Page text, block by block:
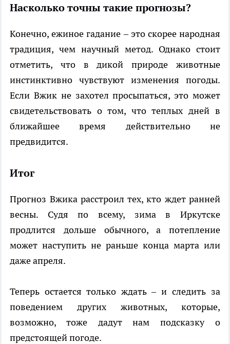
Насколько точны такие прогнозы?
Конечно, ежиное гадание – это скорее народная
традиция, чем научный метод. Однако стоит
отметить, что в дикой природе животные
инстинктивно чувствуют изменения погоды.
Если Вжик не захотел просыпаться, это может
свидетельствовать о том, что теплых дней в
ближайшее время действительно не
предвидится.
Итог
Прогноз Вжика расстроил тех, кто ждет ранней
весны. Судя по всему, зима в Иркутске
продлится дольше обычного, а потепление
может наступить не раньше конца марта или
даже апреля.
Теперь остается только ждать – и следить за
поведением других животных, которые,
возможно, тоже дадут нам подсказку о
предстоящей погоде.